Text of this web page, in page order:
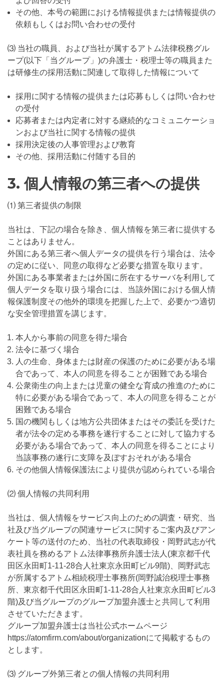
その他、本号の範囲における情報提供または情報提供の
依頼もしくはお問い合わせの受付
⑶ 当社の職員、および当社が属するアトム法律税務グル
ープ(以下「当グループ」)の弁護士・税理士等の職員また
は研修生の採用活動に関連して取得した情報について
採用に関する情報の提供または応募もしくは問い合わせ
の受付
応募者または内定者に対する継続的なコミュニケーショ
ンおよび当社に関する情報の提供
採用決定後の人事管理および教育
その他、採用活動に付随する目的
3. 個人情報の第三者への提供
⑴ 第三者提供の制限
当社は、下記の場合を除き、個人情報を第三者に提供する
ことはありません。
外国にある第三者へ個人データの提供を行う場合は、法令
の定めに従い、同意の取得など必要な措置を取ります。
外国にある事業者または外国に所在するサーバを利用して
個人データを取り扱う場合には、当該外国における個人情
報保護制度その他外的環境を把握した上で、必要かつ適切
な安全管理措置を講じます。
本人から事前の同意を得た場合
法令に基づく場合
人の生命、身体または財産の保護のために必要がある場
合であって、本人の同意を得ることが困難である場合
公衆衛生の向上または児童の健全な育成の推進のために
特に必要がある場合であって、本人の同意を得ることが
困難である場合
国の機関もしくは地方公共団体またはその委託を受けた
者が法令の定める事務を遂行することに対して協力する
必要がある場合であって、本人の同意を得ることにより
当該事務の遂行に支障を及ぼすおそれがある場合
その他個人情報保護法により提供が認められている場合
⑵ 個人情報の共同利用
当社は、個人情報をサービス向上のための調査・研究、当
社及び当グループの関連サービスに関するご案内及びアン
ケート等の送付のため、当社の代表取締役・岡野武志が代
表社員を務めるアトム法律事務所弁護士法人(東京都千代
田区永田町1-11-28合人社東京永田町ビル9階)、岡野武志
が所属するアトム相続税理士事務所(岡野誠治税理士事務
所、東京都千代田区永田町1-11-28合人社東京永田町ビル3
階)及び当グループのグループ加盟弁護士と共同して利用
させていただきます。
グループ加盟弁護士は当社公式ホームページ
https://atomfirm.com/about/organizationにて掲載するもの
とします。
⑶ グループ外第三者との個人情報の共同利用